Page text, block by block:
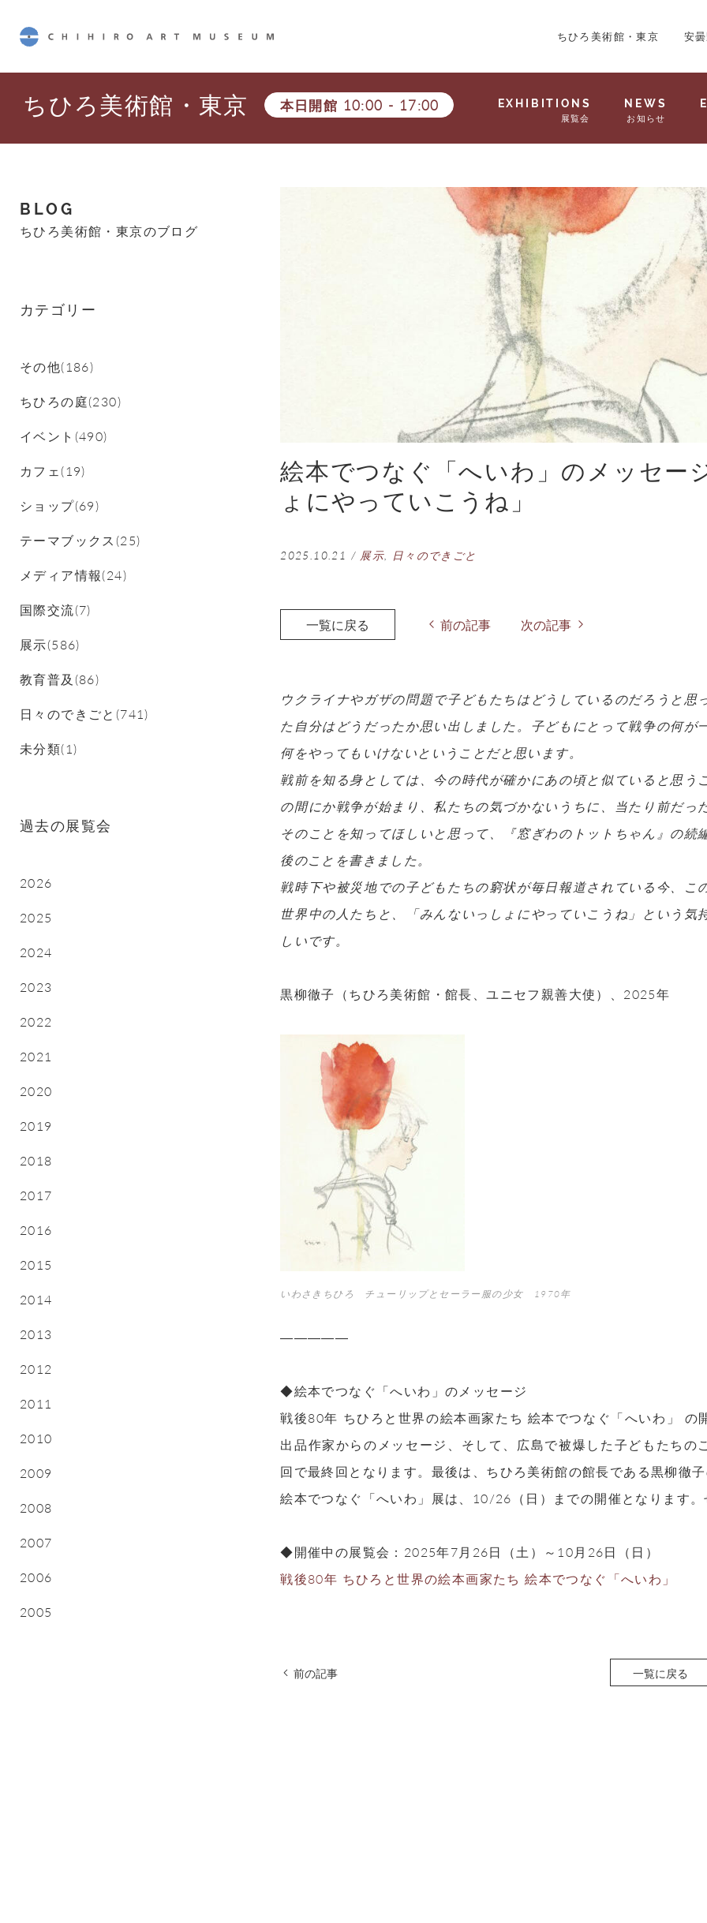
ちひろ美術館・東京 安
ちひろ美術館・東京 本日開館 10:00 - 17:00 EXHIBITIONS
展覧会
NEWS
お知らせ
絵本でつなぐ「へいわ」のメッセー
ょにやっていこうね」
2025.10.21 / 展示, 日々のできごと
一覧に戻る 前の記事 次の記事
ウクライナやガザの問題で子どもたちはどうしているのだろうと思
た自分はどうだったか思い出しました。子どもにとって戦争の何が
何をやってもいけないということだと思います。
戦前を知る身としては、今の時代が確かにあの頃と似ていると思う
の間にか戦争が始まり、私たちの気づかないうちに、当たり前だっ
そのことを知ってほしいと思って、『窓ぎわのトットちゃん』の続
後のことを書きました。
戦時下や被災地での子どもたちの窮状が毎日報道されている今、こ
世界中の人たちと、「みんないっしょにやっていこうね」という気
しいです。
黒柳徹子（ちひろ美術館・館長、ユニセフ親善大使）、2025年
いわさきちひろ チューリップとセーラー服の少女 1970年
―――――
◆絵本でつなぐ「へいわ」のメッセージ
戦後80年 ちひろと世界の絵本画家たち 絵本でつなぐ「へいわ」 の
出品作家からのメッセージ、そして、広島で被爆した子どもたちの
回で最終回となります。最後は、ちひろ美術館の館長である黒柳徹子
絵本でつなぐ「へいわ」展は、10/26（日）までの開催となります。
◆開催中の展覧会：2025年7月26日（土）～10月26日（日）
戦後80年 ちひろと世界の絵本画家たち 絵本でつなぐ「へいわ」
前の記事 一覧に戻る
BLOG
ちひろ美術館・東京のブログ
カテゴリー
その他(186)
ちひろの庭(230)
イベント(490)
カフェ(19)
ショップ(69)
テーマブックス(25)
メディア情報(24)
国際交流(7)
展示(586)
教育普及(86)
日々のできごと(741)
未分類(1)
過去の展覧会
2026
2025
2024
2023
2022
2021
2020
2019
2018
2017
2016
2015
2014
2013
2012
2011
2010
2009
2008
2007
2006
2005